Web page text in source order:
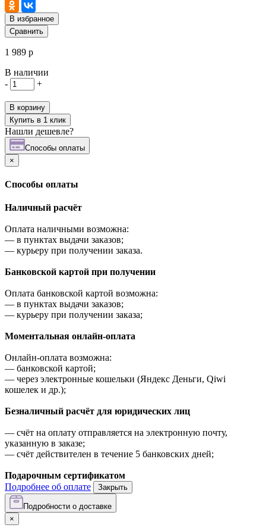
В избранное
Сравнить
1 989 р
В наличии
-
+
В корзину
Купить в 1 клик
Нашли дешевле?
Cпособы оплаты
×
Cпособы оплаты
Наличный расчёт
Оплата наличными возможна:
— в пунктах выдачи заказов;
— курьеру при получении заказа.
Банковской картой при получении
Оплата банковской картой возможна:
— в пунктах выдачи заказов;
— курьеру при получении заказа;
Моментальная онлайн-оплата
Онлайн-оплата возможна:
— банковской картой;
— через электронные кошельки (Яндекс Деньги, Qiwi
кошелек и др.);
Безналичный расчёт для юридических лиц
— счёт на оплату отправляется на электронную почту,
указанную в заказе;
— счёт действителен в течение 5 банковских дней;
Подарочным сертификатом
Подробнее об оплате
Закрыть
Подробности о доставке
×